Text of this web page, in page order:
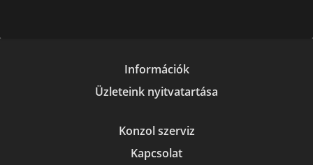
Információk
Üzleteink nyitvatartása
Konzol szerviz
Kapcsolat